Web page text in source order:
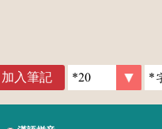
加入筆記